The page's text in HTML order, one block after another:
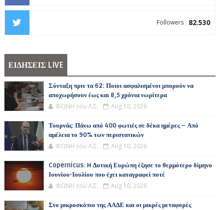
82.530
Followers
ΕΙΔΗΣΕΙΣ LIVE
Σύνταξη πριν τα 62: Ποιοι ασφαλισμένοι μπορούν να
αποχωρήσουν έως και 8,5 χρόνια νωρίτερα
ΦΩΝΗ του Λ.Σ. Aug 10, 2026
Τουρνάς: Πάνω από 400 φωτιές σε δέκα ημέρες – Από
αμέλεια το 90% των περιστατικών
ΦΩΝΗ του Λ.Σ. Aug 10, 2026
Copernicus: H Δυτική Ευρώπη έζησε το θερμότερο δίμηνο
Ιουνίου-Ιουλίου που έχει καταγραφεί ποτέ
ΦΩΝΗ του Λ.Σ. Aug 10, 2026
Στο μικροσκόπιο της ΑΑΔΕ και οι μικρές μεταφορές